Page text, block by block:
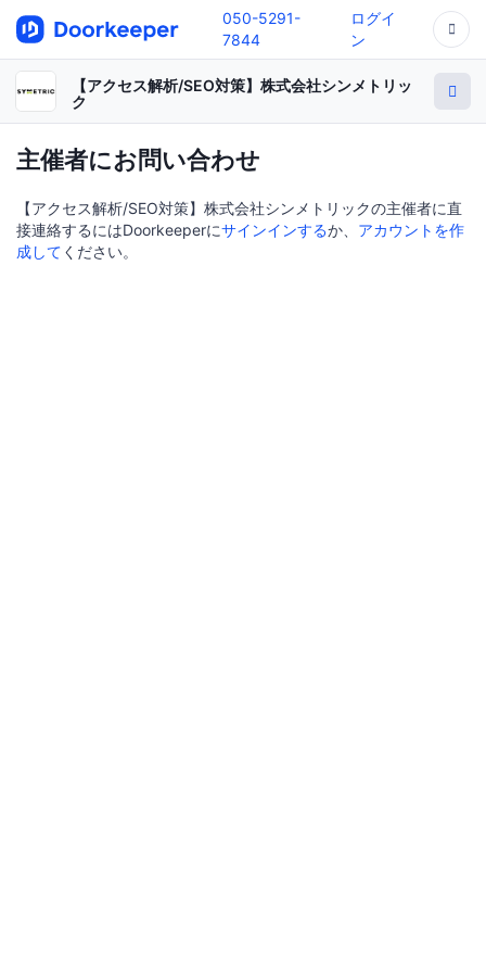
050-5291-
7844
ログイ
ン
【アクセス解析/SEO対策】株式会社シンメトリッ
ク
主催者にお問い合わせ
【アクセス解析/SEO対策】株式会社シンメトリックの主催者に直
接連絡するにはDoorkeeperにサインインするか、 アカウントを作
成して ください。